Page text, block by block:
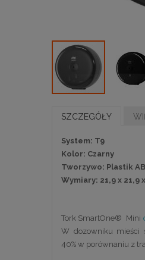
SZCZEGÓŁY
System: T9
Kolor: Czarny
Tworzywo: Plastik
Wymiary: 21,9 x 21,9
Tork SmartOne® Mini
W dozowniku mieści
40% w porównaniu z